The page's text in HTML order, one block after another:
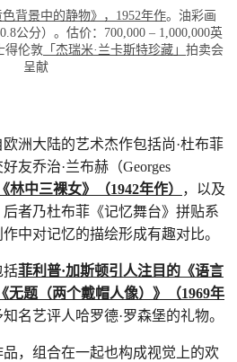
背景中的静物》，1952年作。油彩画
公分）。估价：700,000 – 1,000,000英
得伦敦 「杰瑞米·兰卡斯特珍藏」 拍卖会
呈献
洲大陆的艺术杰作包括尚·杜布菲
友乔治·兰布赫（Georges
《林中三裸女》（1942年作）
，以及
后者乃杜布菲《记忆舞台》拼贴系
中对记忆的描绘形成有趣对比。
括菲利普·加斯顿引人注目的《语言
《无题（两个戴帽人像）》（1969年
名艺评人哈罗德·罗森堡的礼物。
，组合在一起也构成视觉上的欢